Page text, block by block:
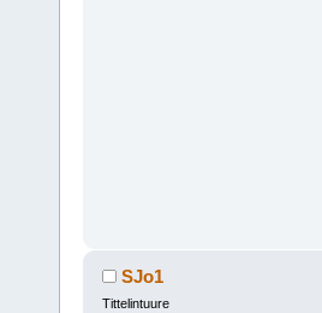
SJo1
Tittelintuure